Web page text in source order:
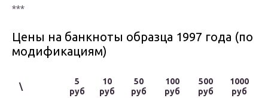
***
Цены на банкноты образца 1997 года (по
модификациям)
\
5
руб
10
руб
50
руб
100
руб
500
руб
1000
руб